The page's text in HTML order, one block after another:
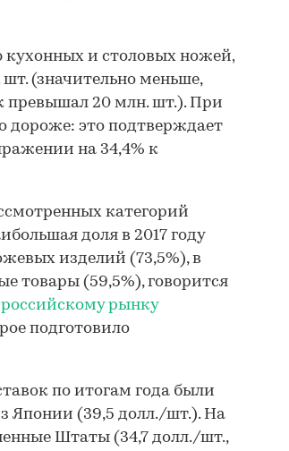
кухонных и столовых ножей,
(значительно меньше,
превышал 20 млн. шт.). При
дороже: это подтверждает
на 34,4% к
категорий
доля в 2017 году
изделий (73,5%), в
товары (59,5%), говорится
рынку
подготовило
по итогам года были
Японии (39,5 долл./шт.). На
Штаты (34,7 долл./шт.,